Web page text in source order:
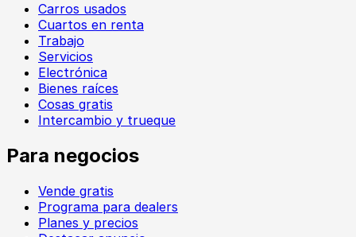
Carros usados
Cuartos en renta
Trabajo
Servicios
Electrónica
Bienes raíces
Cosas gratis
Intercambio y trueque
Para negocios
Vende gratis
Programa para dealers
Planes y precios